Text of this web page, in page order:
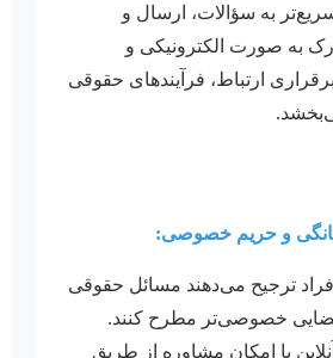
به سؤالات، ارسال و
به صورت الکترونیکی و
ارتباط، فرآیندهای حقوقی
و حریم خصوصی:
ترجیح می‌دهند مسائل حقوقی
خصوصی‌تر مطرح کنند.
با امکان مشاوره از طریق